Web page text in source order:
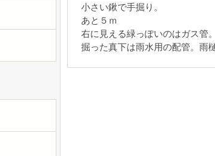
小さい鍬で手掘り。
あと５ｍ
右に見える緑っぽいのはガス管。
掘った真下は雨水用の配管。雨